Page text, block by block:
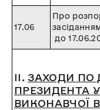
17.06
Про
до
ІІ.ЗАХОДИ ПО
ПРЕЗИДЕНТА
ВИКОНАВЧОЇ